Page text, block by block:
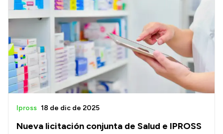
Nueva licitación conjunta de Salud e IPROSS
Ipross 18 de dic de 2025